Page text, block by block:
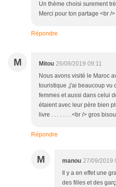
Un thème choisi surement
Merci pour ton partage <br /
Répondre
M Mitou 26/09/2019 09:11
Nous avons visité le Maroc
touristique ,j'ai beaucoup vu
femmes et aussi dans celui
étaient avec leur père bien
livre . . . . . . . <br /> gros
Répondre
M manou 27/09/2019
Il y a en effet une
des filles et des